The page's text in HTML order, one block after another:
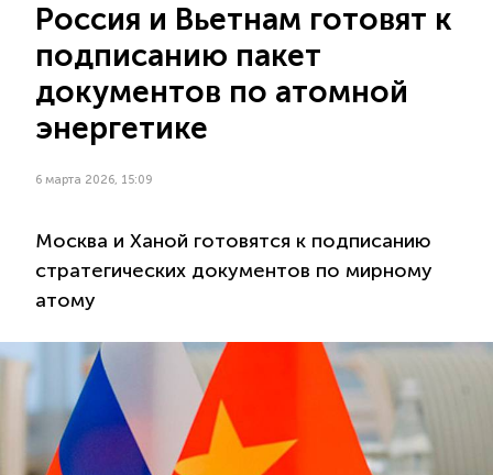
Россия и Вьетнам готовят к
подписанию пакет
документов по атомной
энергетике
6 марта 2026, 15:09
Москва и Ханой готовятся к подписанию
стратегических документов по мирному
атому